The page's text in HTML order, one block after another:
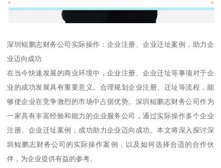
深圳鲲鹏志财务公司实际操作：企业注册、企业迁址案例，助力企
业迈向成功
在当今快速发展的商业环境中，企业注册、企业迁址等事项对于企
业的成功发展具有重要意义。合理规划企业注册、迁址等流程，能
够使企业在竞争激烈的市场中占据优势。深圳鲲鹏志财务公司作为
一家具有丰富经验和能力的企业服务公司，通过实际操作多个企业
注册、企业迁址案例，成功助力企业迈向成功。本文将深入探讨深
圳鲲鹏志财务公司的实际操作案例，以及如何选择合适的合作伙
伴，为企业提供有益的参考。